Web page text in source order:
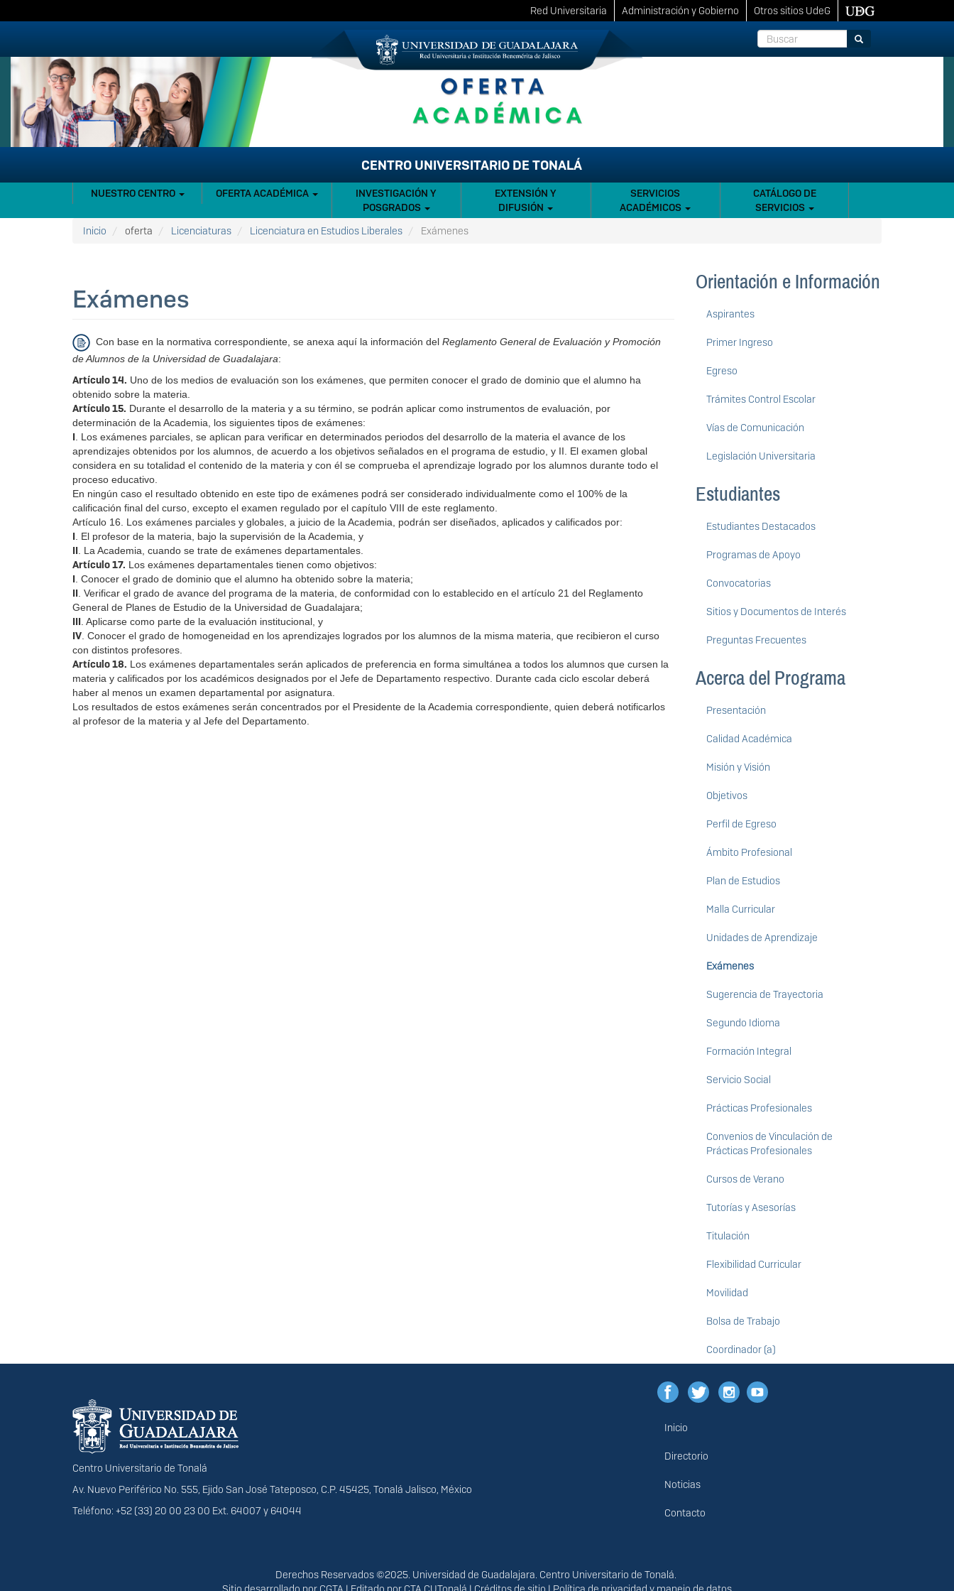
al
Red Universitaria Administración y Gobierno
Otros sitios UdeG
Buscar
Buscar
CENTRO UNIVERSITARIO DE TONALÁ
NAVEGACIÓN
PRINCIPAL
NUESTRO CENTRO OFERTA ACADÉMICA
INVESTIGACIÓN Y
POSGRADOS
EXTENSIÓN Y
DIFUSIÓN
SERVICIOS
ACADÉMICOS
CATÁLOGO DE
SERVICIOS
Inicio
oferta Licenciaturas Licenciatura en Estudios Liberales Exámenes
Exámenes
Con base en la normativa correspondiente, se anexa aquí la información del Reglamento General de Evaluación y Promoción
de Alumnos de la Universidad de Guadalajara:
Artículo 14. Uno de los medios de evaluación son los exámenes, que permiten conocer el grado de dominio que el alumno ha
obtenido sobre la materia.
Artículo 15. Durante el desarrollo de la materia y a su término, se podrán aplicar como instrumentos de evaluación, por
determinación de la Academia, los siguientes tipos de exámenes:
I. Los exámenes parciales, se aplican para verificar en determinados periodos del desarrollo de la materia el avance de los
aprendizajes obtenidos por los alumnos, de acuerdo a los objetivos señalados en el programa de estudio, y II. El examen global
considera en su totalidad el contenido de la materia y con él se comprueba el aprendizaje logrado por los alumnos durante todo el
proceso educativo.
En ningún caso el resultado obtenido en este tipo de exámenes podrá ser considerado individualmente como el 100% de la
calificación final del curso, excepto el examen regulado por el capítulo VIII de este reglamento.
Artículo 16. Los exámenes parciales y globales, a juicio de la Academia, podrán ser diseñados, aplicados y calificados por:
I. El profesor de la materia, bajo la supervisión de la Academia, y
II. La Academia, cuando se trate de exámenes departamentales.
Artículo 17. Los exámenes departamentales tienen como objetivos:
I. Conocer el grado de dominio que el alumno ha obtenido sobre la materia;
II. Verificar el grado de avance del programa de la materia, de conformidad con lo establecido en el artículo 21 del Reglamento
General de Planes de Estudio de la Universidad de Guadalajara;
III. Aplicarse como parte de la evaluación institucional, y
IV. Conocer el grado de homogeneidad en los aprendizajes logrados por los alumnos de la misma materia, que recibieron el curso
con distintos profesores.
Artículo 18. Los exámenes departamentales serán aplicados de preferencia en forma simultánea a todos los alumnos que cursen la
materia y calificados por los académicos designados por el Jefe de Departamento respectivo. Durante cada ciclo escolar deberá
haber al menos un examen departamental por asignatura.
Los resultados de estos exámenes serán concentrados por el Presidente de la Academia correspondiente, quien deberá notificarlos
al profesor de la materia y al Jefe del Departamento.
Orientación e Información
Aspirantes
Primer Ingreso
Egreso
Trámites Control Escolar
Vías de Comunicación
Legislación Universitaria
Estudiantes
Estudiantes Destacados
Programas de Apoyo
Convocatorias
Sitios y Documentos de Interés
Preguntas Frecuentes
Acerca del Programa
Presentación
Calidad Académica
Misión y Visión
Objetivos
Perfil de Egreso
Ámbito Profesional
Plan de Estudios
Malla Curricular
Unidades de Aprendizaje
Exámenes
Sugerencia de Trayectoria
Segundo Idioma
Formación Integral
Servicio Social
Prácticas Profesionales
Convenios de Vinculación de
Prácticas Profesionales
Cursos de Verano
Tutorías y Asesorías
Titulación
Flexibilidad Curricular
Movilidad
Bolsa de Trabajo
Coordinador (a)
Información del portal
Centro Universitario de Tonalá
Av. Nuevo Periférico No. 555, Ejido San José Tateposco, C.P. 45425, Tonalá Jalisco, México
Teléfono: +52 (33) 20 00 23 00 Ext. 64007 y 64044
Menú
principal
Inicio
Directorio
Noticias
Contacto
Derechos Reservados ©2025. Universidad de Guadalajara. Centro Universitario de Tonalá.